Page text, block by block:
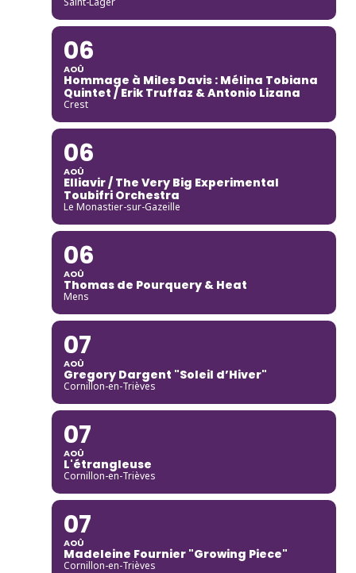
06
AOÛ
Hommage à Miles Davis : Mélina Tobiana
Quintet / Erik Truffaz & Antonio Lizana
Crest
06
AOÛ
Elliavir / The Very Big Experimental
Toubifri Orchestra
Le Monastier-sur-Gazeille
06
AOÛ
Thomas de Pourquery & Heat
Mens
07
AOÛ
Gregory Dargent "Soleil d’Hiver"
Cornillon-en-Trièves
07
AOÛ
L'étrangleuse
Cornillon-en-Trièves
07
AOÛ
Madeleine Fournier "Growing Piece"
Cornillon-en-Trièves